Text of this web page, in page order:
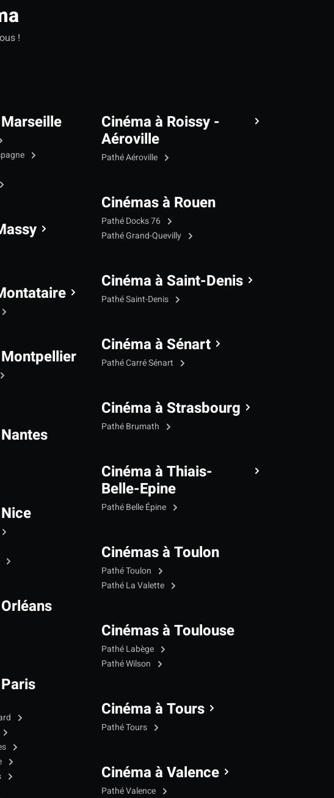
!
Cinéma à Roissy -
Aéroville
Pathé Aéroville
Cinémas à Rouen
Pathé Docks 76
Pathé Grand-Quevilly
Cinéma à Saint-Denis
Pathé Saint-Denis
Cinéma à Sénart
Pathé Carré Sénart
Cinéma à Strasbourg
Pathé Brumath
Cinéma à Thiais-
Belle-Epine
Pathé Belle Épine
Cinémas à Toulon
Pathé Toulon
Pathé La Valette
Cinémas à Toulouse
Pathé Labège
Pathé Wilson
Cinéma à Tours
Pathé Tours
Cinéma à Valence
Pathé Valence